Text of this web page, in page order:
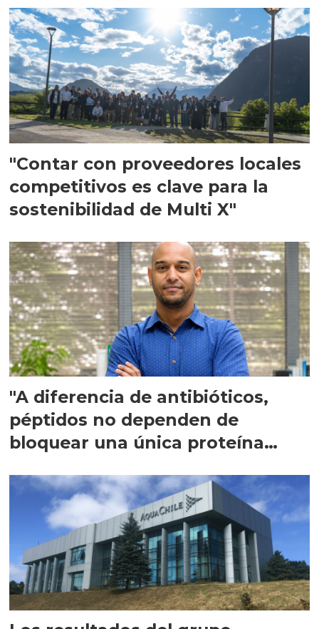
"Contar con proveedores locales
competitivos es clave para la
sostenibilidad de Multi X"
"A diferencia de antibióticos,
péptidos no dependen de
bloquear una única proteína